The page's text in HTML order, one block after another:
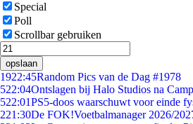
Special
Poll
Scrollbar gebruiken
opslaan
1922:45Random Pics van de Dag #1978
522:04Ontslagen bij Halo Studios na
522:01PS5-doos waarschuwt voor einde
221:30De FOK!Voetbalmanager 2026/